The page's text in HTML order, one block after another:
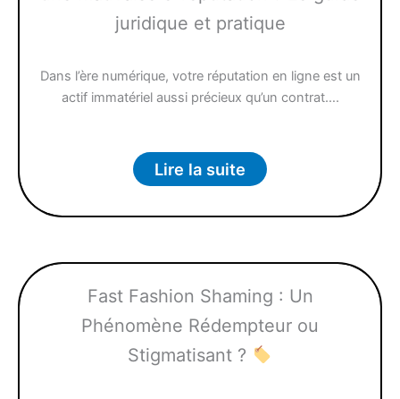
juridique et pratique
Dans l’ère numérique, votre réputation en ligne est un
actif immatériel aussi précieux qu’un contrat….
Lire la suite
Fast Fashion Shaming : Un
Phénomène Rédempteur ou
Stigmatisant ?